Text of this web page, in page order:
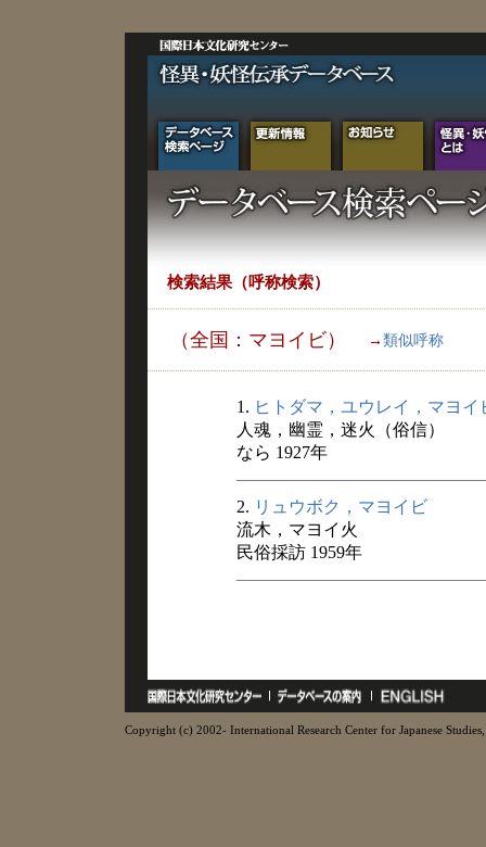
検索結果（呼称検索）
（全国：マヨイビ） → 類似呼称
1. ヒトダマ，ユウレイ，マヨ
人魂，幽霊，迷火（俗信）
なら 1927年
2. リュウボク，マヨイビ
流木，マヨイ火
民俗採訪 1959年
Copyright (c) 2002- International Research Center for Japanese